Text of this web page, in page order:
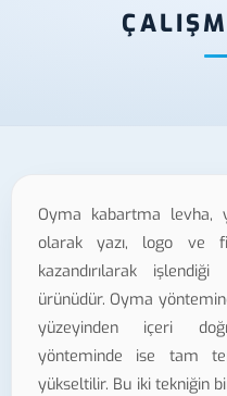
Oyma kabartma levha,
olarak yazı, logo ve
kazandırılarak
ürünüdür. Oyma
yüzeyinden içeri
yönteminde ise tam
yükseltilir. Bu iki tekniğin